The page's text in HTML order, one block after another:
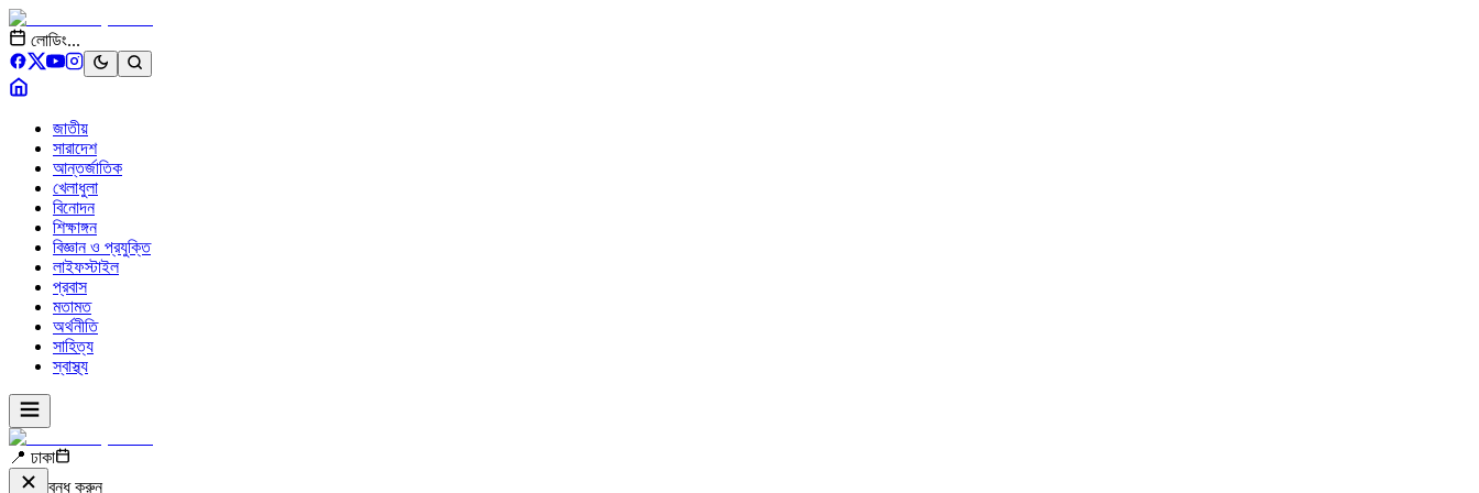
লোডিং...
জাতীয়
সারাদেশ
আন্তর্জাতিক
খেলাধুলা
বিনোদন
শিক্ষাঙ্গন
বিজ্ঞান ও প্রযুক্তি
লাইফস্টাইল
প্রবাস
মতামত
অর্থনীতি
সাহিত্য
স্বাস্থ্য
📍 ঢাকা
বন্ধ করুন